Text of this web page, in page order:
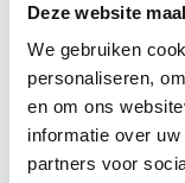
Deze website
We gebruiken
personaliseren,
en om ons
informatie over
partners voor
daar kan je ook
voegt hier nog een
heel direct in
de schoonste
vergeten.